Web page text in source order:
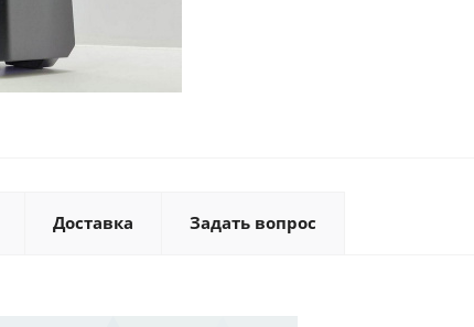
Доставка Задать вопрос